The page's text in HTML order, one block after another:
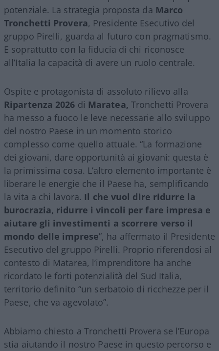
potenziale. La strategia proposta da Marco
Tronchetti Provera, Presidente Esecutivo del
gruppo Pirelli, guarda al futuro con pragmatismo.
E soprattutto con la fiducia di chi riconosce
all’Italia la capacità di avere un ruolo centrale.
Ospite e protagonista di assoluto rilievo alla
Ripartenza 2026 di Maratea, Tronchetti Provera
ha messo a fuoco le leve necessarie allo sviluppo
del nostro Paese in un momento storico
complesso come quello attuale. “La formazione
dei giovani, dare opportunità ai giovani: questa è
la primissima cosa. L’altro elemento importante è
liberare le energie che il Paese ha, semplificando
la vita a chi lavora. Il che vuol dire ridurre la
burocrazia, ridurre i vincoli per fare impresa e
aiutare gli investimenti a scorrere verso il
mondo delle imprese”, ha affermato il Presidente
Esecutivo del gruppo Pirelli. Proprio riferendosi al
contesto di Matarea, l’imprenditore ha anche
ricordato le forti potenzialità del Sud Italia,
territorio definito “un serbatoio di ricchezze per il
Paese, che va agevolato”.
Abbiamo chiesto a Tronchetti Provera se l’Europa
stia aiutando il nostro Paese in questo percorso e